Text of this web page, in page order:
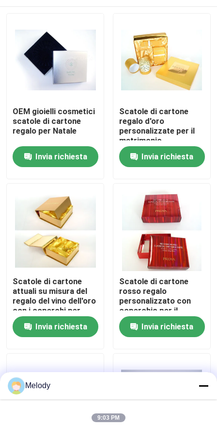
Casa.
Su di noi
Visita alla fabbrica
Controllo della qualità
Contattaci
Chiedi un preventivo
bottiglie di vetro cosmetiche
Bottiglie di vetro del profumo
OEM gioielli cosmetici
scatole di cartone
regalo per Natale
Invia richiesta
Scatole di cartone
regalo d'oro
personalizzate per il
matrimonio
Invia richiesta
Scatole di cartone
attuali su misura del
regalo del vino dell'oro
con i coperchi per
nozze
Invia richiesta
Scatole di cartone
rosso regalo
personalizzato con
coperchio per il
matrimonio
Invia richiesta
Melody
9:03 PM